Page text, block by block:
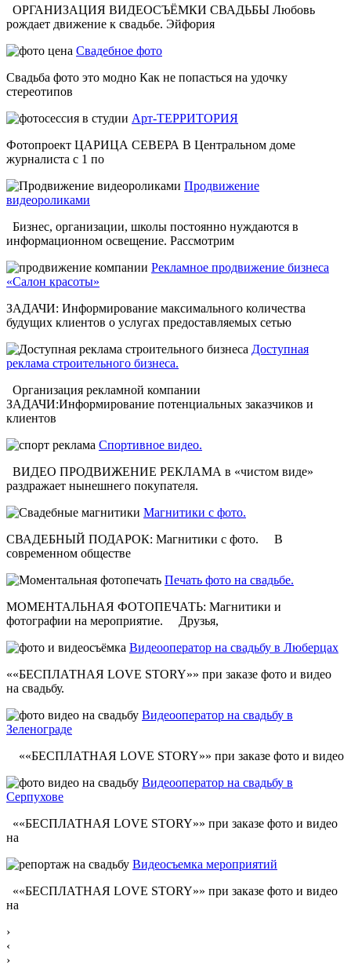
ОРГАНИЗАЦИЯ ВИДЕОСЪЁМКИ СВАДЬБЫ Любовь
рождает движение к свадьбе. Эйфория
Свадебное фото
Свадьба фото это модно Как не попасться на удочку
стереотипов
Арт-ТЕРРИТОРИЯ
Фотопроект ЦАРИЦА СЕВЕРА В Центральном доме
журналиста с 1 по
Продвижение
видеороликами
Бизнес, организации, школы постоянно нуждаются в
информационном освещение. Рассмотрим
Рекламное продвижение бизнеса
«Салон красоты»
ЗАДАЧИ: Информирование максимального количества
будущих клиентов о услугах предоставляемых сетью
Доступная
реклама строительного бизнеса.
Организация рекламной компании
ЗАДАЧИ:Информирование потенциальных заказчиков и
клиентов
Спортивное видео.
ВИДЕО ПРОДВИЖЕНИЕ РЕКЛАМА в «чистом виде»
раздражает нынешнего покупателя.
Магнитики с фото.
СВАДЕБНЫЙ ПОДАРОК: Магнитики с фото. В
современном обществе
Печать фото на свадьбе.
МОМЕНТАЛЬНАЯ ФОТОПЕЧАТЬ: Магнитики и
фотографии на мероприятие. Друзья,
Видеооператор на свадьбу в Люберцах
««БЕСПЛАТНАЯ LOVE STORY»» при заказе фото и видео
на свадьбу.
Видеооператор на свадьбу в
Зеленограде
««БЕСПЛАТНАЯ LOVE STORY»» при заказе фото и видео
Видеооператор на свадьбу в
Серпухове
««БЕСПЛАТНАЯ LOVE STORY»» при заказе фото и видео
на
Видеосъемка мероприятий
««БЕСПЛАТНАЯ LOVE STORY»» при заказе фото и видео
на
›
‹
›